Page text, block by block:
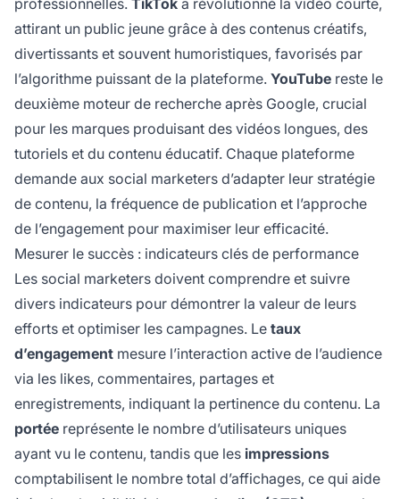
professionnelles. TikTok a révolutionné la vidéo courte,
attirant un public jeune grâce à des contenus créatifs,
divertissants et souvent humoristiques, favorisés par
l’algorithme puissant de la plateforme. YouTube reste le
deuxième moteur de recherche après Google, crucial
pour les marques produisant des vidéos longues, des
tutoriels et du contenu éducatif. Chaque plateforme
demande aux social marketers d’adapter leur stratégie
de contenu, la fréquence de publication et l’approche
de l’engagement pour maximiser leur efficacité.
Mesurer le succès : indicateurs clés de performance
Les social marketers doivent comprendre et suivre
divers indicateurs pour démontrer la valeur de leurs
efforts et optimiser les campagnes. Le taux
d’engagement mesure l’interaction active de l’audience
via les likes, commentaires, partages et
enregistrements, indiquant la pertinence du contenu. La
portée représente le nombre d’utilisateurs uniques
ayant vu le contenu, tandis que les impressions
comptabilisent le nombre total d’affichages, ce qui aide